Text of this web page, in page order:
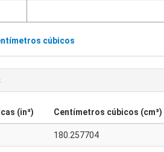
cúbicos
(in³) Centímetros cúbicos (cm³)
180.257704